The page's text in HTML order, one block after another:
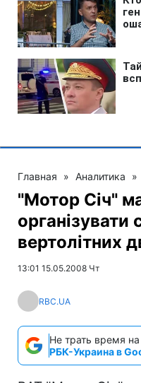
Главная » Аналитика »
"Мотор Січ"
організувати
вертолітних
13:01 15.05.2008 Чт
RBC.UA
Не трать время
РБК-Украина в